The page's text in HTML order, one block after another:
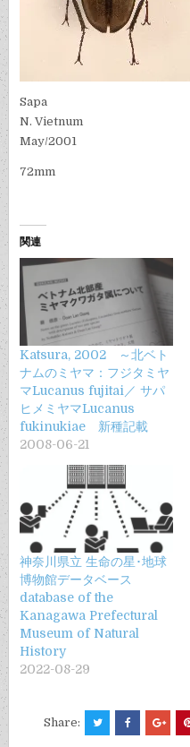
Sapa
N. Vietnum
May/2001
72mm
関連
Katsura, 2002 ～北ベト
ナムのミヤマ：フジタミヤ
マLucanus fujitai／ サパ
ヒメミヤマLucanus
fukinukiae 新種記載
2008-06-21
神奈川県立 生命の星･地球
博物館データベース
database of the
Kanagawa Prefectural
Museum of Natural
History
2022-08-29
Share: